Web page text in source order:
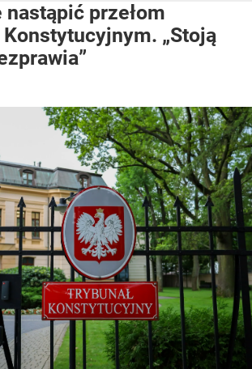
przełom
„Stoją